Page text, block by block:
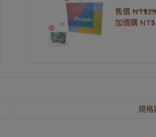
售價NT$29
加價購
規格